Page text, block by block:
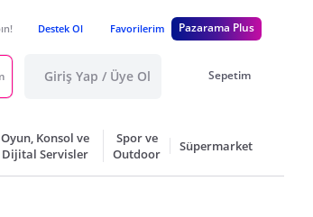
Destek Ol Favorilerim Pazarama Plus
Giriş Yap / Üye Ol Sepetim
Oyun, Konsol ve
Dijital Servisler
Spor ve
Outdoor
Süpermarket